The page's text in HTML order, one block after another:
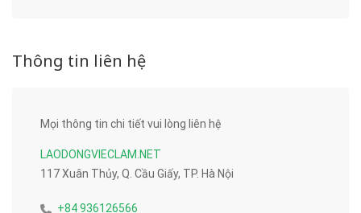
Thông tin liên hệ
Mọi thông tin chi tiết vui lòng liên hệ
LAODONGVIECLAM.NET
117 Xuân Thủy, Q. Cầu Giấy, TP. Hà Nội
+84 936126566